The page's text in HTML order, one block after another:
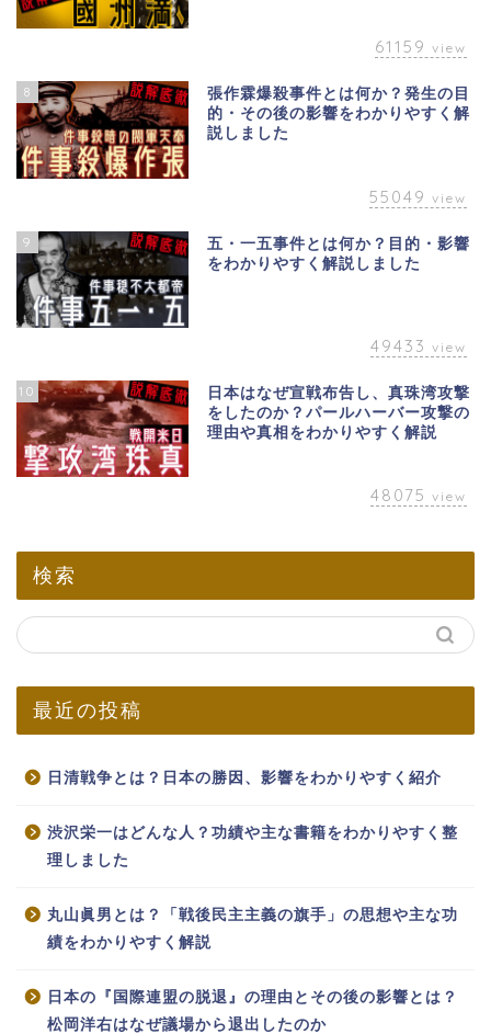
61159 view
8
張作霖爆殺事件とは何か？発生の目
的・その後の影響をわかりやすく解
説しました
55049 view
9
五・一五事件とは何か？目的・影響
をわかりやすく解説しました
49433 view
10
日本はなぜ宣戦布告し、真珠湾攻撃
をしたのか？パールハーバー攻撃の
理由や真相をわかりやすく解説
48075 view
検索
最近の投稿
日清戦争とは？日本の勝因、影響をわかりやすく紹介
渋沢栄一はどんな人？功績や主な書籍をわかりやすく整
理しました
丸山眞男とは？「戦後民主主義の旗手」の思想や主な功
績をわかりやすく解説
日本の『国際連盟の脱退』の理由とその後の影響とは？
松岡洋右はなぜ議場から退出したのか